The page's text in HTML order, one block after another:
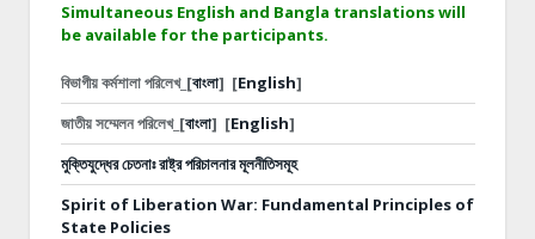
Simultaneous English and Bangla translations will
be available for the participants.
বিভাগীয় কর্মশালা পরিলেখ_[বাংলা] [English]
জাতীয় সম্মেলন পরিলেখ_[বাংলা] [English]
মুক্তিযুদ্ধের চেতনাঃ রাষ্ট্র পরিচালনার মূলনীতিসমূহ
Spirit of Liberation War: Fundamental Principles of
State Policies